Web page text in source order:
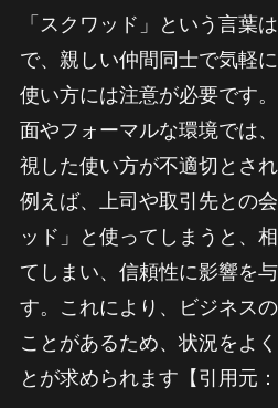
「スクワッド」という言葉
で、親しい仲間同士で気軽
使い方には注意が必要です
面やフォーマルな環境では
視した使い方が不適切とさ
例えば、上司や取引先との
ッド」と使ってしまうと、
てしまい、信頼性に影響を
す。これにより、ビジネス
ことがあるため、状況をよ
とが求められます【引用元